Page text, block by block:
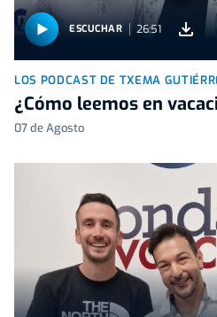
ESCUCHAR 26:51
LOS PODCAST DE TXEMA
¿Cómo leemos en
07 de Agosto